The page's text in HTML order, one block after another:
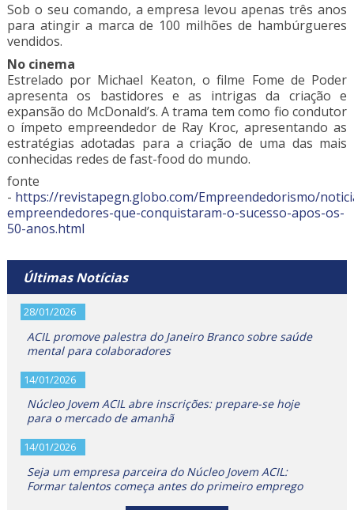
Sob o seu comando, a empresa levou apenas três anos
para atingir a marca de 100 milhões de hambúrgueres
vendidos.
No cinema
Estrelado por Michael Keaton, o filme Fome de Poder
apresenta os bastidores e as intrigas da criação e
expansão do McDonald’s. A trama tem como fio condutor
o ímpeto empreendedor de Ray Kroc, apresentando as
estratégias adotadas para a criação de uma das mais
conhecidas redes de fast-food do mundo.
fonte
- https://revistapegn.globo.com/Empreendedorismo/
empreendedores-que-conquistaram-o-sucesso-apos-os-
50-anos.html
Últimas Notícias
28/01/2026
ACIL promove palestra do Janeiro Branco sobre saúde
mental para colaboradores
14/01/2026
Núcleo Jovem ACIL abre inscrições: prepare-se hoje
para o mercado de amanhã
14/01/2026
Seja um empresa parceira do Núcleo Jovem ACIL:
Formar talentos começa antes do primeiro emprego